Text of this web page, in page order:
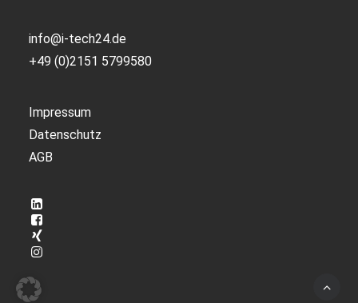
info@i-tech24.de
+49 (0)2151 5799580
Impressum
Datenschutz
AGB